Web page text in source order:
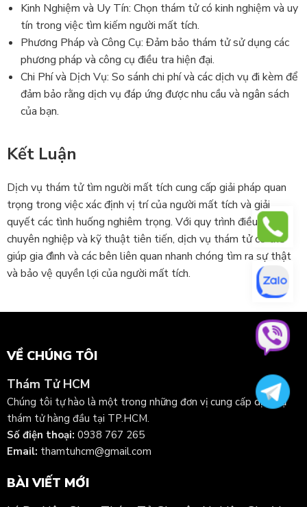
Kinh Nghiệm và Uy Tín: Chọn thám tử có kinh nghiệm và uy
tín trong việc tìm kiếm người mất tích.
Phương Pháp và Công Cụ: Đảm bảo thám tử sử dụng các
phương pháp và công cụ điều tra hiện đại.
Chi Phí và Dịch Vụ: So sánh chi phí và các dịch vụ đi kèm để
đảm bảo rằng dịch vụ đáp ứng được nhu cầu và ngân sách
của bạn.
Kết Luận
Dịch vụ thám tử tìm người mất tích cung cấp giải pháp quan
trọng trong việc xác định vị trí của người mất tích và giải
quyết các tình huống nghiêm trọng. Với quy trình điều tra
chuyên nghiệp và kỹ thuật tiên tiến, dịch vụ thám tử có thể
giúp gia đình và các bên liên quan nhanh chóng tìm ra sự thật
và bảo vệ quyền lợi của người mất tích.
VỀ CHÚNG TÔI
Thám Tử HCM
Chúng tôi tự hào là một trong những đơn vị cung cấp dịch vụ
thám tử hàng đầu tại TP.HCM.
Số điện thoại: 0938 767 265
Email: thamtuhcm@gmail.com
BÀI VIẾT MỚI